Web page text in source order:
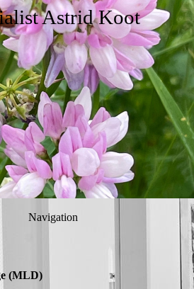
Astrid Koot
Navigation
(MLD)